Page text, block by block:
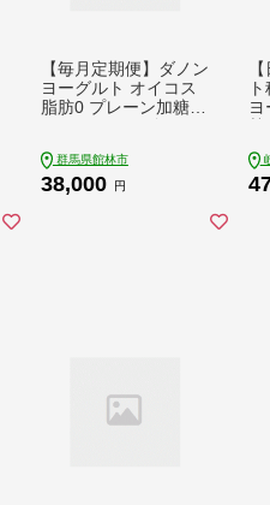
【毎月定期便】ダノン
ヨーグルト オイコス
脂肪0 プレーン加糖 1
島・沖縄】【406612
7】
群馬県館林市
38,000 円
ー
ー